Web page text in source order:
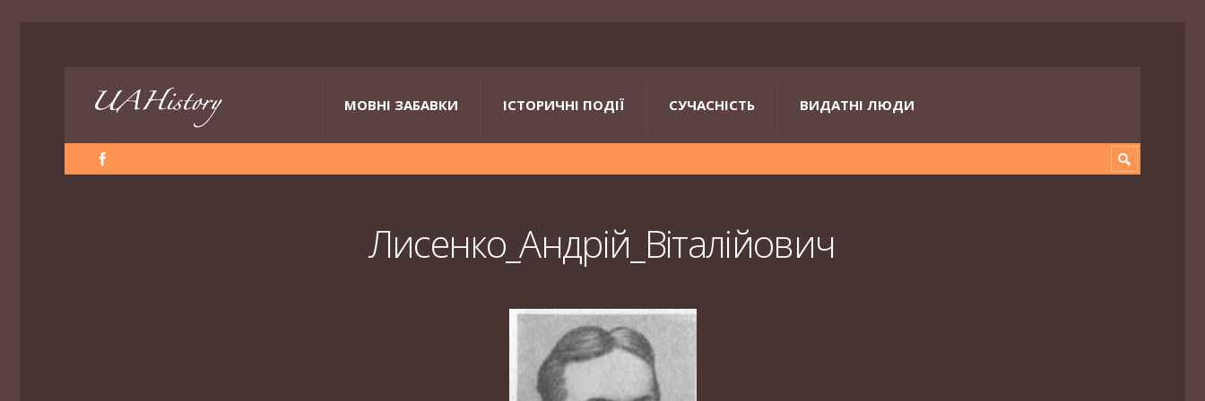
МОВНІ ЗАБАВКИ ІСТОРИЧНІ ПОДІЇ СУЧАСНІСТЬ ВИДАТНІ ЛЮДИ
Лисенко_Андрій_Віталійович